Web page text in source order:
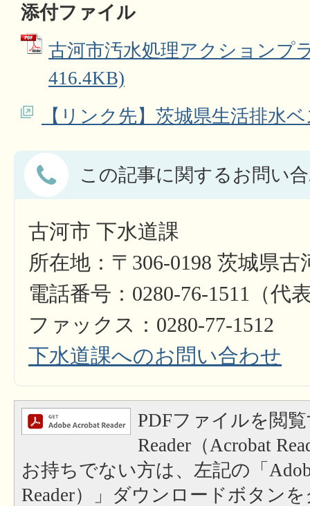
添付ファイル
古河市汚水処理アクションプ
416.4KB)
【リンク先】茨城県生活排水
この記事に関するお問い
古河市 下水道課
所在地：〒306-0198 茨城県古
電話番号：0280-76-1511（代
ファックス：0280-77-1512
下水道課へのお問い合わせ
PDFファイルを閲
Reader（Acrobat
お持ちでない方は、左記の「
Reader）」ダウンロードボタン